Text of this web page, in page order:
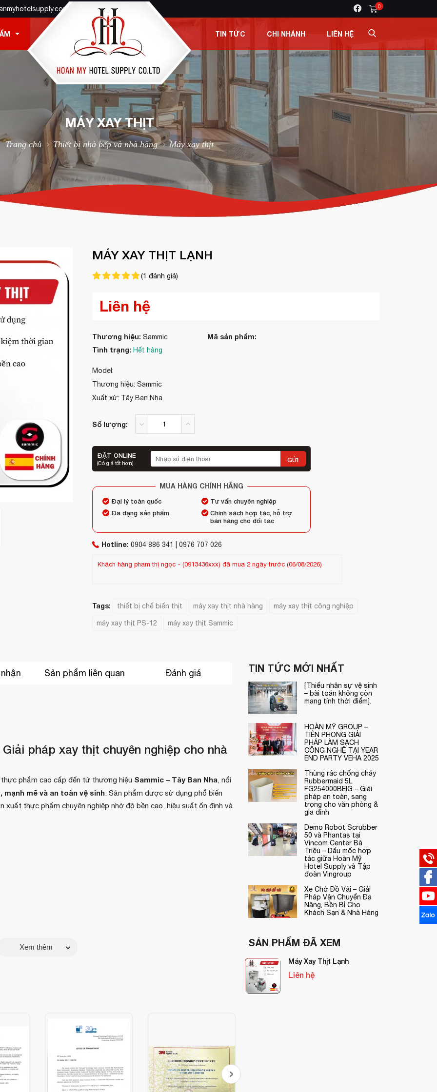
0
TIN TỨC CHI NHÁNH LIÊN HỆ
MÁY XAY THỊT
Trang chủ Thiết bị nhà bếp và nhà hàng Máy xay thịt
MÁY XAY THỊT LẠNH
(1 đánh giá)
Liên hệ
Thương hiệu: Sammic
Mã sản phẩm:
Tình trạng: Hết hàng
Model:
Thương hiệu: Sammic
Xuất xứ: Tây Ban Nha
Số lượng:
ĐẶT ONLINE
(Có giá tốt hơn) GỬI
MUA HÀNG CHÍNH HÃNG
Đại lý toàn quốc
Tư vấn chuyên nghiệp
Đa dạng sản phẩm
Chính sách hợp tác, hỗ trợ
bán hàng cho đối tác
Hotline: 0904 886 341 | 0976 707 026
Khách hàng Shop Thúy-(0944604xxx)đã mua 26 ngày trước (13/07/2026)
Tags: thiết bị chế biến thịt máy xay thịt nhà hàng máy xay thịt công nghiệp
máy xay thịt PS-12 máy xay thịt Sammic
Sản phẩm liên quan Đánh giá
Giải pháp xay thịt chuyên nghiệp cho nhà
phẩm cao cấp đến từ thương hiệu Sammic – Tây Ban Nha, nổi
mạnh mẽ và an toàn vệ sinh. Sản phẩm được sử dụng phổ biến
xuất thực phẩm chuyên nghiệp nhờ độ bền cao, hiệu suất ổn định và
Xem thêm
›
TIN TỨC MỚI NHẤT
[Thiếu nhân sự vệ sinh
– bài toán không còn
mang tính thời điểm].
HOÀN MỸ GROUP –
TIÊN PHONG GIẢI
PHÁP LÀM SẠCH
CÔNG NGHỆ TẠI YEAR
END PARTY VEHA 2025
Thùng rác chống cháy
Rubbermaid 5L
FG254000BEIG – Giải
pháp an toàn, sang
trọng cho văn phòng &
gia đình
Demo Robot Scrubber
50 và Phantas tại
Vincom Center Bà
Triệu – Dấu mốc hợp
tác giữa Hoàn Mỹ
Hotel Supply và Tập
đoàn Vingroup
Xe Chở Đồ Vải – Giải
Pháp Vận Chuyển Đa
Năng, Bền Bỉ Cho
Khách Sạn & Nhà Hàng
SẢN PHẨM ĐÃ XEM
Máy Xay Thịt Lạnh
Liên hệ